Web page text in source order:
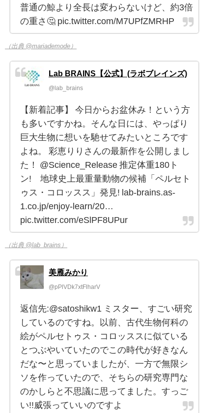
普通の鯨より全長は変わらないけど、約3倍
の重さ🤔 pic.twitter.com/M7UPfZMRHP
（出典 @mariademode）
Lab BRAINS【公式】(ラボブレインズ)
@lab_brains
【新着記事】 今日からお盆休み！という方
も多いですかね。そんな日には、やっぱり
巨大生物に想いを馳せてみたいところです
よね。 彩恵りりさんの最新作を公開しまし
た！ @Science_Release 推定体重180ト
ン! 地球史上最重量動物の候補「ペルセト
ゥス・コロッスス」発見! lab-brains.as-
1.co.jp/enjoy-learn/20…
pic.twitter.com/eSlPF8UPur
（出典 @lab_brains）
美雁みかり
@pPlVDk7xtFlharV
返信先:@satoshikw1 ミスター、すごい研究
しているのですね。以前、古代生物何科の
絵がペルセトゥス・コロッススに似ている
とつぶやいていたのでこの時代が好きなん
だな〜と思っていましたが、一方で無限シ
ソを作っていたので、そちらの研究専門な
のかしらと不思議に思ってました。すっご
い!!威張っていいのですよ